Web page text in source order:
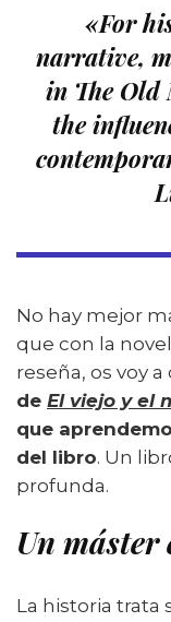
«For
narrative,
in The Old
the
No hay mejor
que con la
reseña, os voy
de El viejo y el
que
del libro. Un
profunda.
Un
La historia trata